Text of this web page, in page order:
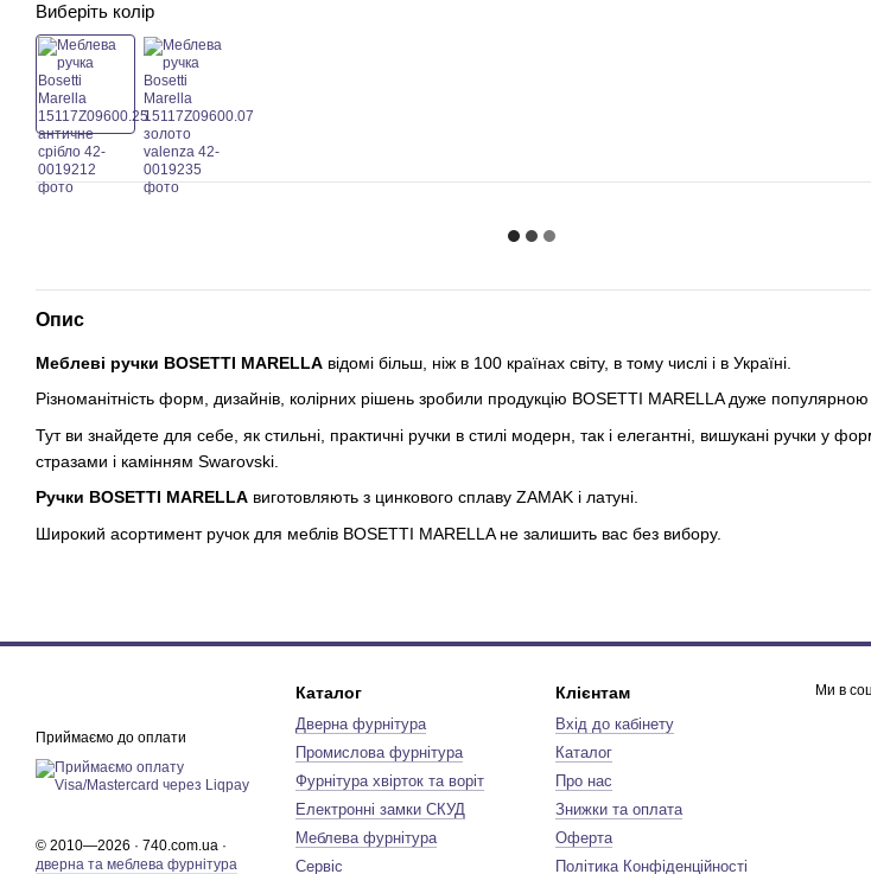
Виберіть колір
Опис
Меблеві ручки BOSETTI MARELLA відомі більш, ніж в 100 країнах світу, в тому числі і в Україні.
Різноманітність форм, дизайнів, колірних рішень зробили продукцію BOSETTI MARELLA дуже
Тут ви знайдете для себе, як стильні, практичні ручки в стилі модерн, так і елегантні, вишукані ручки у
стразами і камінням Swarovski.
Ручки BOSETTI MARELLA виготовляють з цинкового сплаву ZAMAK і латуні.
Широкий асортимент ручок для меблів BOSETTI MARELLA не залишить вас без вибору.
Приймаємо до оплати
© 2010—2026 · 740.com.ua ·
дверна та меблева фурнітура
Каталог
Дверна фурнітура
Промислова фурнітура
Фурнітура хвірток та воріт
Електронні замки СКУД
Меблева фурнітура
Сервіс
Клієнтам
Вхід до кабінету
Каталог
Про нас
Знижки та оплата
Оферта
Політика Конфіденційності
Ми в